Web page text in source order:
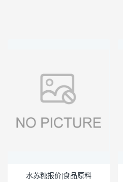
水苏糖报价|食品原料